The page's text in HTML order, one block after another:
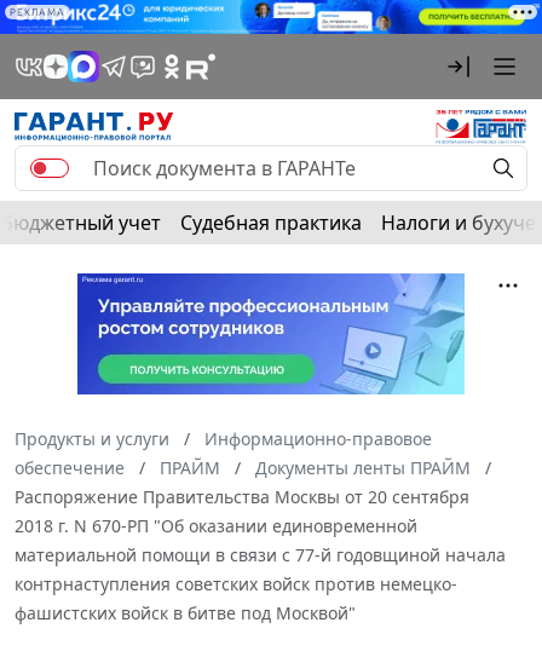
РЕКЛАМА
Бюджетный учет Судебная практика Налоги и
Продукты и услуги
Информационно-правовое
обеспечение
ПРАЙМ
Документы ленты ПРАЙМ
Распоряжение Правительства Москвы от 20 сентября
2018 г. N 670-РП "Об оказании единовременной
материальной помощи в связи с 77-й годовщиной начала
контрнаступления советских войск против немецко-
фашистских войск в битве под Москвой"